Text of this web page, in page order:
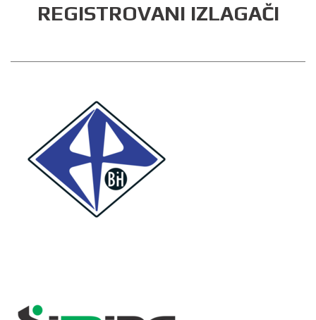
REGISTROVANI IZLAGAČI